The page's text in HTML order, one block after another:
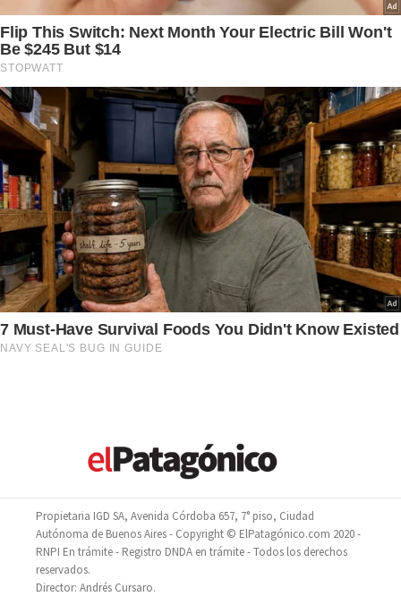
Propietaria IGD SA, Avenida Córdoba 657, 7° piso, Ciudad
Autónoma de Buenos Aires - Copyright © ElPatagónico.com 2020 -
RNPI En trámite - Registro DNDA en trámite - Todos los derechos
reservados.
Director: Andrés Cursaro.